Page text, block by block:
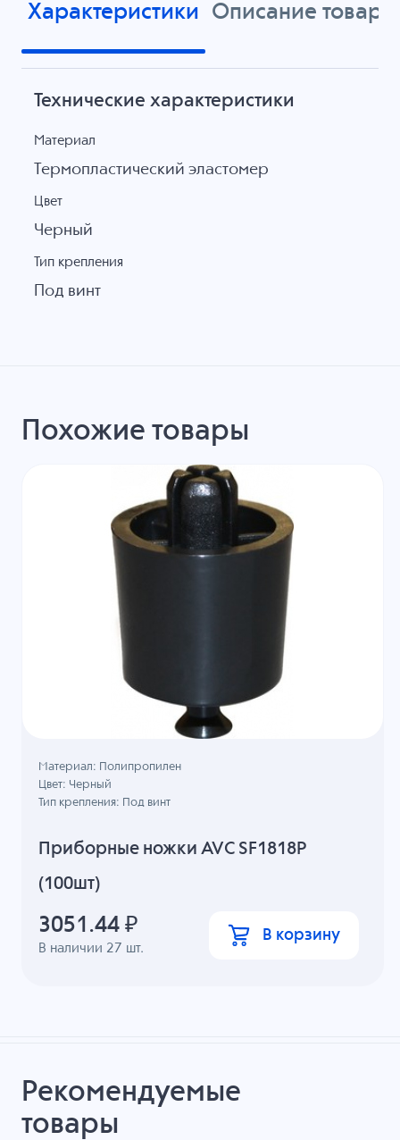
Характеристики Описание товара
Технические характеристики
Материал
Термопластический эластомер
Цвет
Черный
Тип крепления
Под винт
Похожие товары
Приборные ножки AVC SF1818P
(100шт)
В наличии 27 шт.
Материал: Полипропилен
Цвет: Черный
Тип крепления: Под винт
3051.44 ₽ В корзину
Рекомендуемые
товары